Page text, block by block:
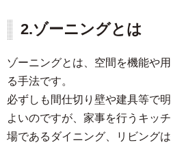
2.ゾーニングとは
ゾーニングとは、空間を機能や
る手法です。
必ずしも間仕切り壁や建具等で
よいのですが、家事を行うキッ
場であるダイニング、リビング